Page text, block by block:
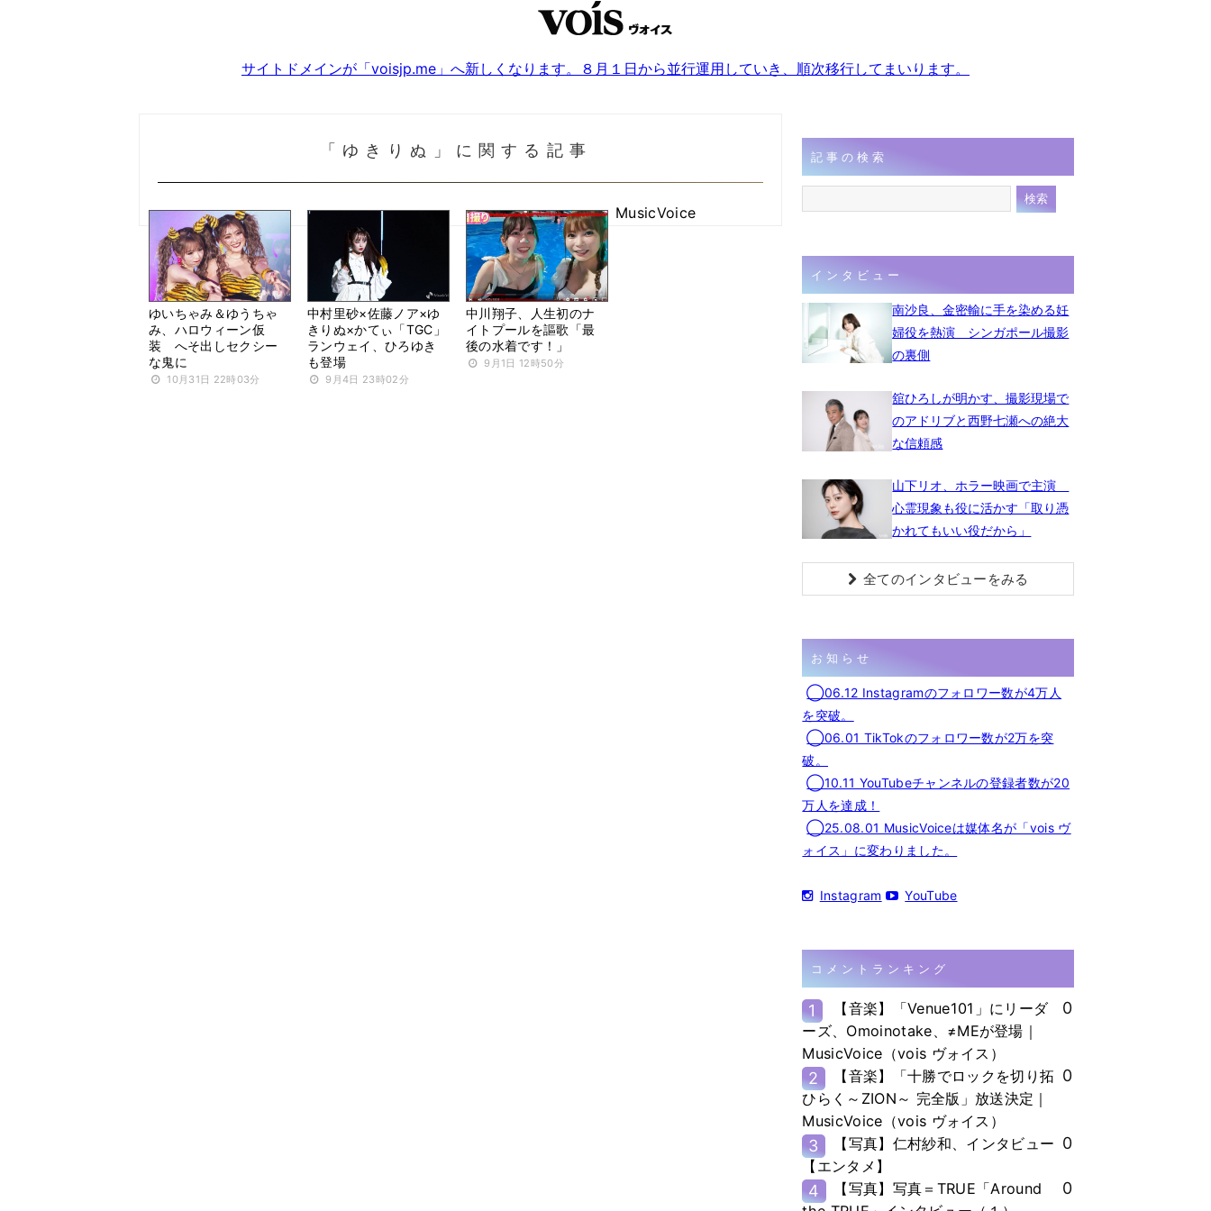
サイトドメインが「voisjp.me」へ新しくなります。８月１日から並行運用していき、順次移行してまいります。
「ゆきりぬ」に関する記事
ゆいちゃみ＆ゆうちゃ
み、ハロウィーン仮
装 へそ出しセクシー
な鬼に
10月31日 22時03分
中村里砂×佐藤ノア×ゆ
きりぬ×かてぃ「TGC」
ランウェイ、ひろゆき
も登場
9月4日 23時02分
中川翔子、人生初のナ
イトプールを謳歌「最
後の水着です！」
9月1日 12時50分
MusicVoice
記事の検索
インタビュー
南沙良、金密輸に手を染める妊
婦役を熱演 シンガポール撮影
の裏側
舘ひろしが明かす、撮影現場で
のアドリブと西野七瀬への絶大
な信頼感
山下リオ、ホラー映画で主演
心霊現象も役に活かす「取り憑
かれてもいい役だから」
全てのインタビューをみる
お知らせ
◯06.12 Instagramのフォロワー数が4万人
を突破。
◯06.01 TikTokのフォロワー数が2万を突
破。
◯10.11 YouTubeチャンネルの登録者数が20
万人を達成！
◯25.08.01 MusicVoiceは媒体名が「vois ヴ
ォイス」に変わりました。
Instagram YouTube
コメントランキング
1
【音楽】「Venue101」にリーダ
ーズ、Omoinotake、≠MEが登場｜
MusicVoice（vois ヴォイス）
0
2
【音楽】「十勝でロックを切り拓
ひらく～ZION～ 完全版」放送決定｜
MusicVoice（vois ヴォイス）
0
3
【写真】仁村紗和、インタビュー
【エンタメ】
0
4
【写真】写真＝TRUE「Around
0